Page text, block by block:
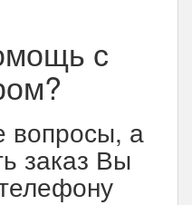
с
вопросы, а
заказ Вы